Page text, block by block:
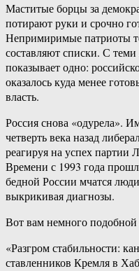
Маститые борцы за
потирают руки и срочно
Непримиримые патриоты
составляют списки. С
показывает одно:
оказалось куда менее
власть.
Россия снова «одурела».
четверть века назад
реагируя на успех
Времени с 1993 года
бедной России мчатся
выкрикивая диагнозы.
Вот вам немного подобной
«Разгром стабильности:
ставленников Кремля в